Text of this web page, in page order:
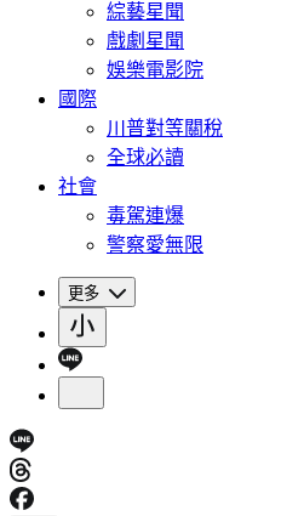
綜藝星聞
戲劇星聞
娛樂電影院
國際
川普對等關稅
全球必讀
社會
毒駕連爆
警察愛無限
更多